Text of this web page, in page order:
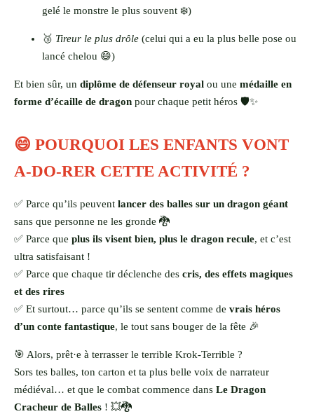
gelé le monstre le plus souvent ❄️)
🥉 Tireur le plus drôle (celui qui a eu la plus belle pose ou
lancé chelou 😄)
Et bien sûr, un diplôme de défenseur royal ou une médaille en
forme d’écaille de dragon pour chaque petit héros 🛡️✨
😄 POURQUOI LES ENFANTS VONT
A-DO-RER CETTE ACTIVITÉ ?
✅ Parce qu’ils peuvent lancer des balles sur un dragon géant
sans que personne ne les gronde 🐉
✅ Parce que plus ils visent bien, plus le dragon recule, et c’est
ultra satisfaisant !
✅ Parce que chaque tir déclenche des cris, des effets magiques
et des rires
✅ Et surtout… parce qu’ils se sentent comme de vrais héros
d’un conte fantastique, le tout sans bouger de la fête 🎉
🎯 Alors, prêt·e à terrasser le terrible Krok-Terrible ?
Sors tes balles, ton carton et ta plus belle voix de narrateur
médiéval… et que le combat commence dans Le Dragon
Cracheur de Balles ! 💥🐉